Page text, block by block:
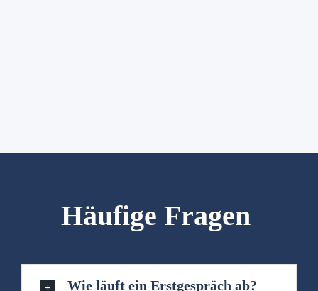
Häufige Fragen
Wie läuft ein Erstgespräch ab?